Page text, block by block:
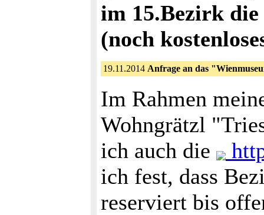
im 15.Bezirk
(noch
19.11.2014 Anfrage an das
Im Rahmen
Wohngrätzl
ich auch die
ich fest, dass
reserviert bis